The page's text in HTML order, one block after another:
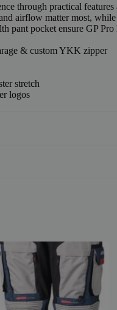
through practical
airflow matter most,
pant pocket ensure GP
& custom YKK zipper
stretch
logos